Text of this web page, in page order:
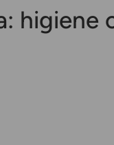
higiene